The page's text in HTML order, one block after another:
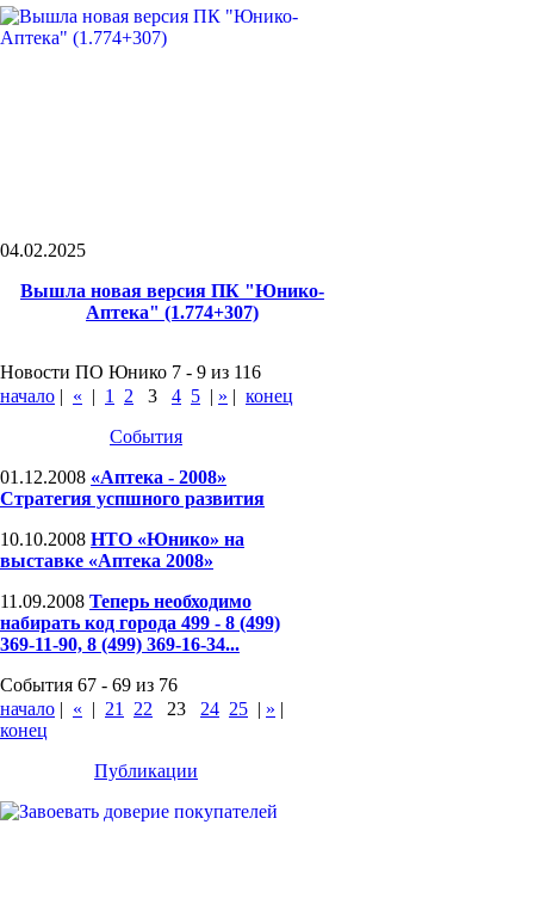
04.02.2025
Вышла новая версия ПК "Юнико-
Аптека" (1.774+307)
Новости ПО Юнико 7 - 9 из 116
начало | « | 1 2 3 4 5 | » | конец
События
01.12.2008 «Аптека - 2008»
Стратегия успшного развития
10.10.2008 НТО «Юнико» на
выставке «Аптека 2008»
11.09.2008 Теперь необходимо
набирать код города 499 - 8 (499)
369-11-90, 8 (499) 369-16-34...
События 67 - 69 из 76
начало | « | 21 22 23 24 25 | » |
конец
Публикации